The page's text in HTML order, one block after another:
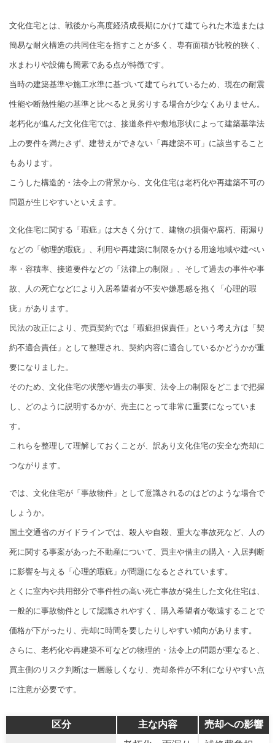
文化住宅とは、戦後から高度経済成長期にかけて建てられた木造または
簡易な耐火構造の共同住宅を指すことが多く、専有面積が比較的狭く、
水まわりや設備も簡素である点が特徴です。
当時の建築基準や施工水準に基づいて建てられているため、現在の耐震
性能や断熱性能の基準と比べると見劣りする場合が少なくありません。
老朽化が進んだ文化住宅では、接道条件や敷地形状によって建築基準法
上の要件を満たさず、建替えができない「再建築不可」に該当すること
もあります。
こうした構造的・法令上の背景から、文化住宅は老朽化や再建築不可の
問題が生じやすいといえます。
文化住宅に関する「瑕疵」は大きく分けて、建物の損傷や腐朽、雨漏り
などの「物理的瑕疵」、利用や再建築に制限をかける用途地域や建ぺい
率・容積率、接道要件などの「法律上の制限」、そして過去の事件や事
故、人の死亡などにより入居希望者が不安や嫌悪感を抱く「心理的瑕
疵」があります。
民法の改正により、売買契約では「瑕疵担保責任」という考え方は「契
約不適合責任」として整理され、契約内容に適合しているかどうかが重
要になりました。
そのため、文化住宅の状態や過去の事実、法令上の制限をどこまで把握
し、どのように説明するかが、売主にとって非常に重要になっていま
す。
これらを整理して理解しておくことが、訳あり文化住宅の安全な売却に
つながります。
では、文化住宅が「事故物件」として意識されるのはどのような場合で
しょうか。
国土交通省のガイドラインでは、殺人や自殺、重大な事故死など、人の
死に関する事案があった不動産について、買主や借主の購入・入居判断
に影響を与える「心理的瑕疵」が問題になるとされています。
とくに室内や共用部分で事件性の高い死亡事故が発生した文化住宅は、
一般的に事故物件として認識されやすく、購入希望者が敬遠することで
価格が下がったり、売却に時間を要したりしやすい傾向があります。
さらに、老朽化や再建築不可などの物理的・法令上の問題が重なると、
買主側のリスク判断は一層厳しくなり、売却条件が不利になりやすい点
に注意が必要です。
区分 主な内容
売却への影響